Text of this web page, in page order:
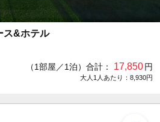
ス&ホテル
（1部屋／1泊）合計： 17,850円
大人1人あたり：8,930円